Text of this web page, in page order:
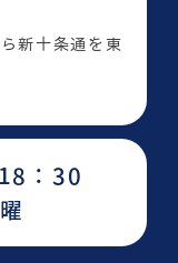
新十条通を東
：30